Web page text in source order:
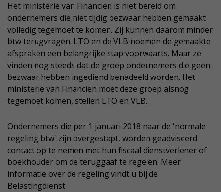
Het ministerie van Financiën is niet bereid om
ondernemers die niet tijdig bezwaar hebben gemaakt
volledig tegemoet te komen. Zij kunnen daarom minder
btw terugvragen. LTO en de VLB noemen de gemaakte
afspraken een belangrijke stap voorwaarts. Maar ze
vinden nog steeds dat de groep ondernemers die geen
bezwaar hebben ingediend benadeeld worden. Het
ministerie van Financiën moet deze groep alsnog
tegemoet komen, stellen LTO en VLB.
Ondernemers die per 1 januari 2018 naar de 'normale
regeling btw' zijn overgestapt, worden geadviseerd
contact op te nemen met hun fiscaal dienstverlener of
boekhouder om de teruggaaf te regelen. Meer
informatie over de regeling vindt u bij de
Belastingdienst.